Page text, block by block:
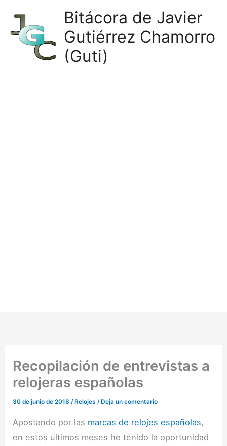
contenido
Bitácora de Javier
Gutiérrez Chamorro
(Guti)
Recopilación de entrevistas a
relojeras españolas
30 de junio de 2018/ Relojes / Deja un comentario
Apostando por las marcas de relojes españolas,
en estos últimos meses he tenido la oportunidad